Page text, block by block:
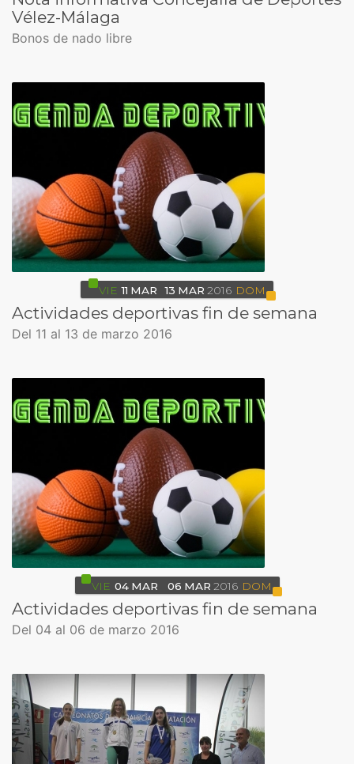
Vélez-Málaga
Bonos de nado libre
VIE 11 MAR 13 MAR 2016 DOM
Actividades deportivas fin de semana
Del 11 al 13 de marzo 2016
VIE 04 MAR 06 MAR 2016 DOM
Actividades deportivas fin de semana
Del 04 al 06 de marzo 2016